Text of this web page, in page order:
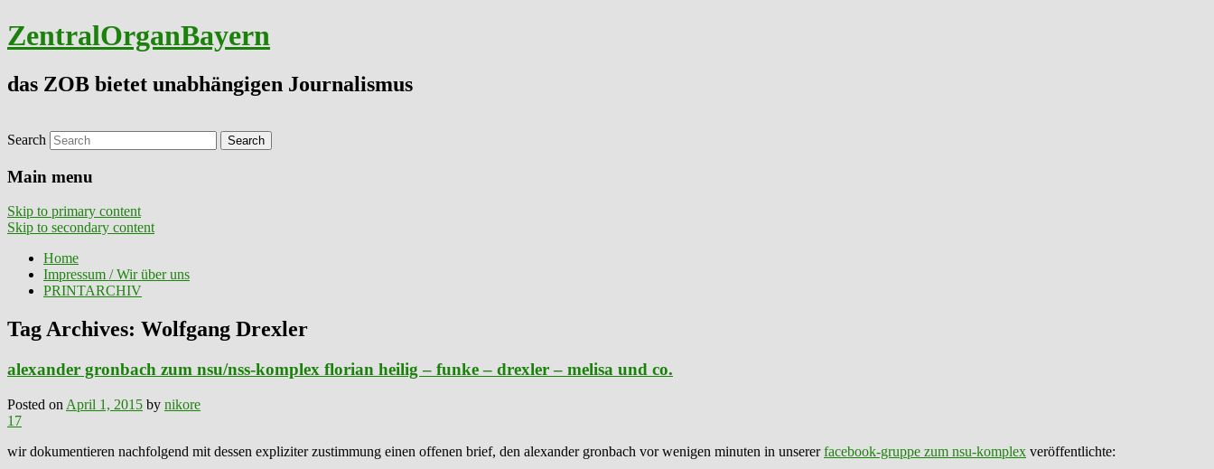
ZentralOrganBayern
das ZOB bietet unabhängigen Journalismus
Search
Main menu
Skip to primary content
Skip to secondary content
Home
Impressum / Wir über uns
PRINTARCHIV
Tag Archives: Wolfgang Drexler
alexander gronbach zum nsu/nss-komplex florian heilig – funke – drexler – melisa und co.
Posted on April 1, 2015 by nikore
17
wir dokumentieren nachfolgend mit dessen expliziter zustimmung einen offenen brief, den alexander gronbach vor wenigen minuten in unsererfacebook-gruppe zum nsu-komplex veröffentlichte: